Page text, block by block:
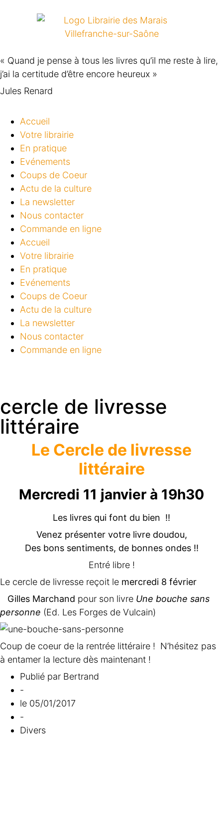
« Quand je pense à tous les livres qu’il me reste à lire,
j’ai la certitude d’être encore heureux »
Jules Renard
Accueil
Votre librairie
En pratique
Evénements
Coups de Coeur
Actu de la culture
La newsletter
Nous contacter
Commande en ligne
Accueil
Votre librairie
En pratique
Evénements
Coups de Coeur
Actu de la culture
La newsletter
Nous contacter
Commande en ligne
cercle de livresse
littéraire
Le Cercle de livresse
littéraire
Mercredi 11 janvier à 19h30
Les livres qui font du bien !!
Venez présenter votre livre doudou,
Des bons sentiments, de bonnes ondes !!
Entré libre !
Le cercle de livresse reçoit le mercredi 8 février
Gilles Marchand pour son livre Une bouche sans
personne (Ed. Les Forges de Vulcain)
Coup de coeur de la rentrée littéraire ! N’hésitez pas
à entamer la lecture dès maintenant !
Publié par Bertrand
-
le 05/01/2017
-
Divers